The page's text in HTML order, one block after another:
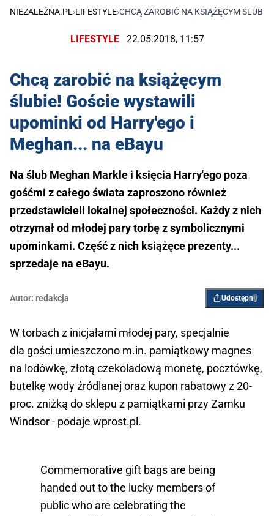
NIEZALEŻNA.PL ›LIFESTYLE›CHCĄ ZAROBIĆ NA KSIĄŻĘCYM
LIFESTYLE 22.05.2018, 11:57
Chcą zarobić na książęcym
ślubie! Goście wystawili
upominki od Harry'ego i
Meghan... na eBayu
Na ślub Meghan Markle i księcia Harry'ego poza
gośćmi z całego świata zaproszono również
przedstawicieli lokalnej społeczności. Każdy z nich
otrzymał od młodej pary torbę z symbolicznymi
upominkami. Część z nich książęce prezenty...
sprzedaje na eBayu.
Autor: redakcja Udostępnij
W torbach z inicjałami młodej pary, specjalnie
dla gości umieszczono m.in. pamiątkowy magnes
na lodówkę, złotą czekoladową monetę, pocztówkę,
butelkę wody źródlanej oraz kupon rabatowy z 20-
proc. zniżką do sklepu z pamiątkami przy Zamku
Windsor - podaje wprost.pl.
Commemorative gift bags are being
handed out to the lucky members of
public who are celebrating the